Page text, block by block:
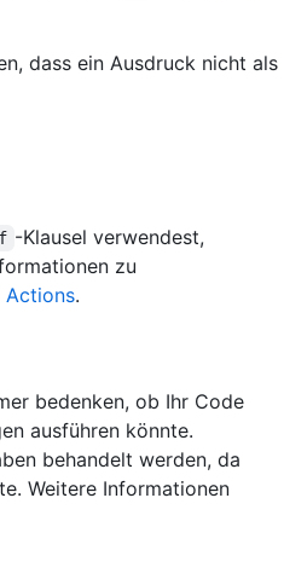
dass ein Ausdruck nicht als
-Klausel verwendest,
zu
Actions.
bedenken, ob Ihr Code
ausführen könnte.
behandelt werden, da
Weitere Informationen